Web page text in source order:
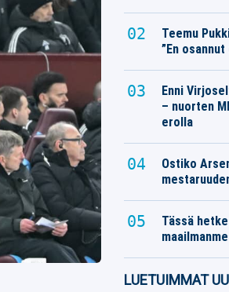
Teemu
”En
Enni
– nuorten
erolla
Ostiko
Tässä
LUETUIMMAT